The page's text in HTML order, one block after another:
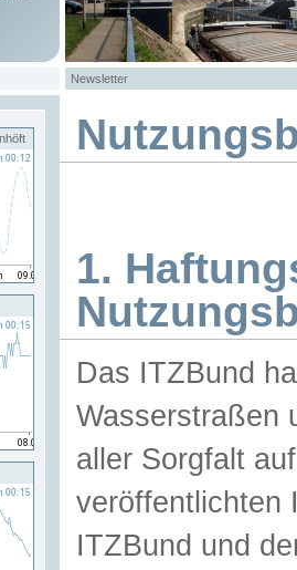
Newsletter
1.
Das ITZBund
Wasserstraßen
aller Sorgfalt
veröffentlichten
ITZBund und